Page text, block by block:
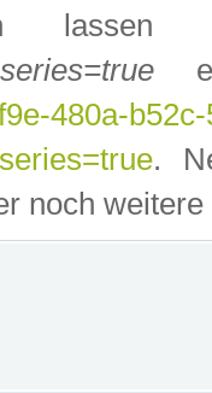
480a-
.
noch weitere